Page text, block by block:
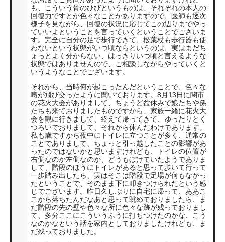
も、こういう骨のひびというものは、それぞれの本人の
回復力ですとか色々なことがありますので、医師も逐次
様子を見ながら、回復の状況に応じてこの辺りまでやっ
ていいよということを言っていくということでございま
す。完全に自分の足で歩行できて、松葉杖も歩行器も使
わないという状態がいつ頃ならというのは、実はまだち
ょっとよく分からない、はっきりいつ頃と言えるような
状態ではありませんので、ご相談しながらやっていくと
いうようなことでございます。
それから、当時何が起こったんだということで、色々な
噂が飛び交ったように聞いております。8月13日に関市
の花火大会がありまして、ちょうど盆休みで娘たちや孫
たちも来ておりましたものですから、家族一緒に花火大
会を観に行きまして、終えて帰ってきて、ゆったりとく
つろいでおりまして、それから休んだわけであります。
私も歳ですから夜中にトイレに立つことが多く、通常の
ことでありまして、ちょっと引っ越したことの影響があ
ったのではないかと思いますけれども、トイレの位置が
右側なのか左側なのか、どうもぼけていたようでありま
して、階段のほうにトイレがあると思って歩いて行って
一歩踏み出したら、実はそこは階段で足場が何もなかっ
たということで、そのまま下に叩きつけられたという感
じでございます。昨日久しぶりに自宅に帰って、ああこ
こから落ちたんだなあと思って眺めておりましたら、ま
だ階段の先の壁や色々な所に色々な跡が残っておりまし
て、多分ここにこういうふうに打ちつけたのかな、こう
なのかなという話を家内としておりましたけれども、ま
だ残っておりました。